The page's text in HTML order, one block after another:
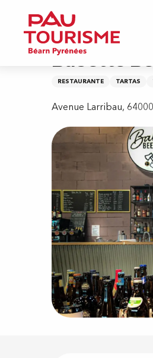
contenu
principal
Inicio
Babette
RESTAURANTE TARTAS
Avenue Larribau,